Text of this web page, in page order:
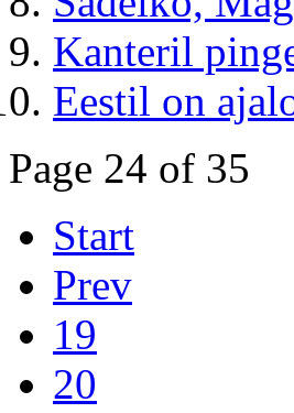
Kanteril
Eestil on
Page 24 of 35
Start
Prev
19
20